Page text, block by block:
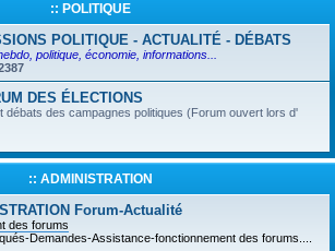
:: POLITIQUE
POLITIQUE - ACTUALITÉ - DÉBATS
politique, économie, informations...
DES ÉLECTIONS
débats des campagnes politiques (Forum ouvert lors d'
:: ADMINISTRATION
Forum-Actualité
des forums
Demandes-Assistance-fonctionnement des forums....